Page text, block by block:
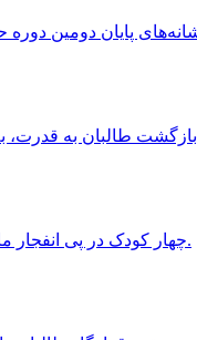
چهار كودک در پى انفجار ماين در ولسوالى رخه پنجشير زخمى شدند.